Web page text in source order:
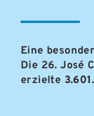
Eine
Die 26. José
erzielte